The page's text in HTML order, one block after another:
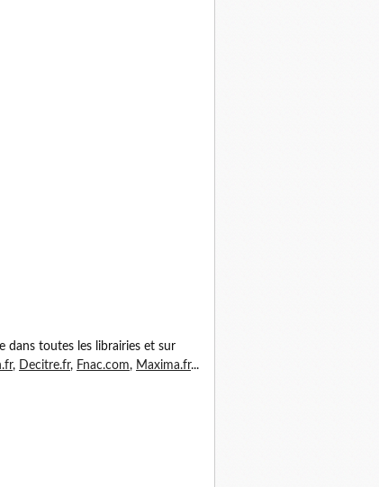
dans toutes les librairies et sur
, Decitre.fr, Fnac.com, Maxima.fr...